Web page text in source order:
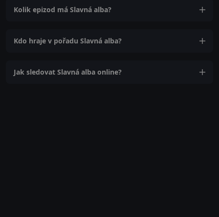
Kolik epizod má Slavná alba?
Kdo hraje v pořadu Slavná alba?
Jak sledovat Slavná alba online?